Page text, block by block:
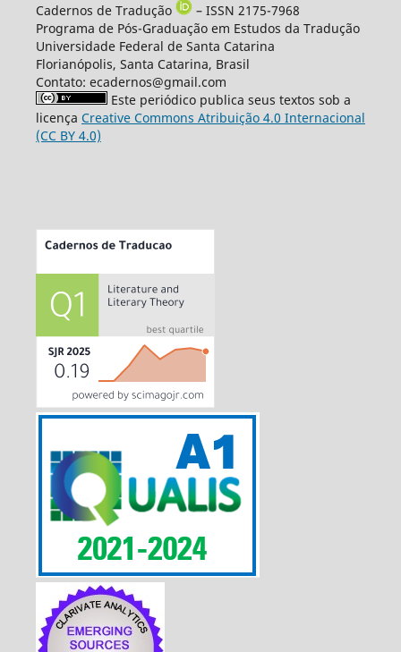
Cadernos de Tradução
– ISSN 2175-7968
Programa de Pós-Graduação em Estudos da Tradução
Universidade Federal de Santa Catarina
Florianópolis, Santa Catarina, Brasil
Contato: ecadernos@gmail.com
Este periódico publica seus textos sob a
licença Creative Commons Atribuição 4.0 Internacional
(CC BY 4.0)